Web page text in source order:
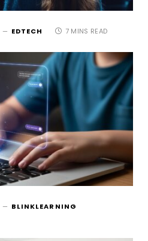
EDTECH 7 MINS READ
BLINKLEARNING